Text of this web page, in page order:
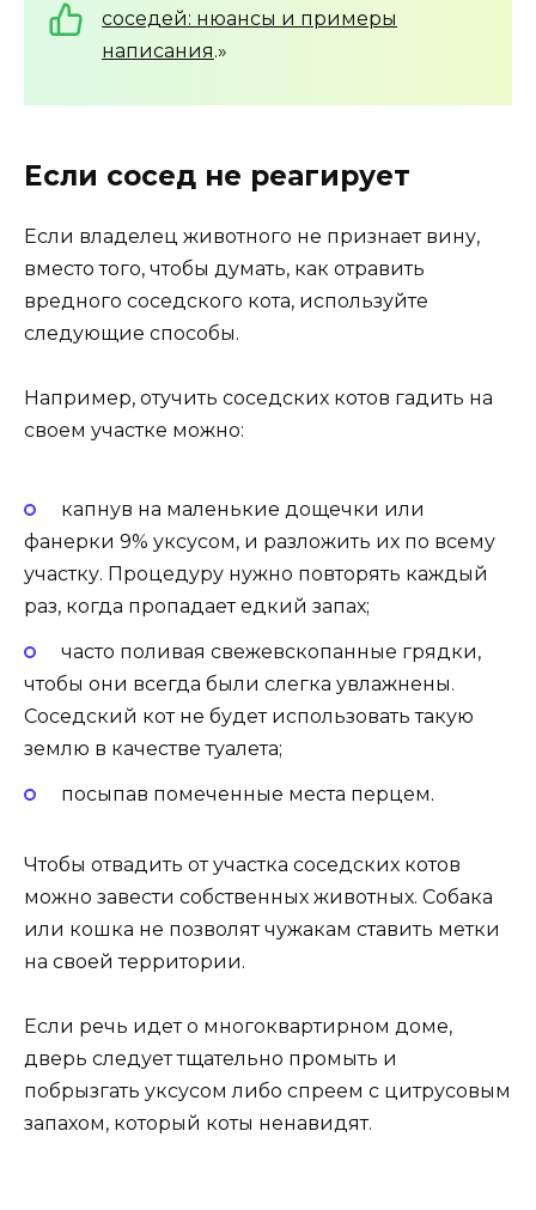
соседей: нюансы и примеры
написания.»
Если сосед не реагирует
Если владелец животного не признает вину,
вместо того, чтобы думать, как отравить
вредного соседского кота, используйте
следующие способы.
Например, отучить соседских котов гадить на
своем участке можно:
капнув на маленькие дощечки или
фанерки 9% уксусом, и разложить их по всему
участку. Процедуру нужно повторять каждый
раз, когда пропадает едкий запах;
часто поливая свежевскопанные грядки,
чтобы они всегда были слегка увлажнены.
Соседский кот не будет использовать такую
землю в качестве туалета;
посыпав помеченные места перцем.
Чтобы отвадить от участка соседских котов
можно завести собственных животных. Собака
или кошка не позволят чужакам ставить метки
на своей территории.
Если речь идет о многоквартирном доме,
дверь следует тщательно промыть и
побрызгать уксусом либо спреем с цитрусовым
запахом, который коты ненавидят.